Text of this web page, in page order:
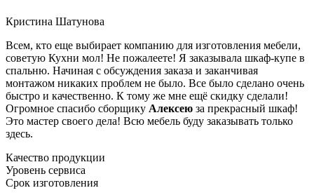
Кристина Шатунова
Всем, кто еще выбирает компанию для изготовления мебели,
советую Кухни мол! Не пожалеете! Я заказывала шкаф-купе в
спальню. Начиная с обсуждения заказа и заканчивая
монтажом никаких проблем не было. Все было сделано очень
быстро и качественно. К тому же мне ещё скидку сделали!
Огромное спасибо сборщику Алексею за прекрасный шкаф!
Это мастер своего дела! Всю мебель буду заказывать только
здесь.
Качество продукции
Уровень сервиса
Срок изготовления